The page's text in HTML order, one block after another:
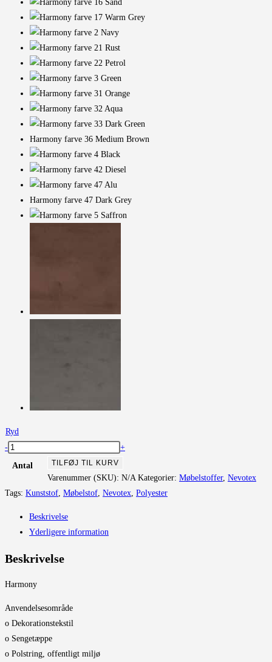
Harmony farve 36 Medium Brown
Harmony farve 47 Dark Grey
Ryd
Nevotex
antal
-
+
Antal
TILFØJ TIL KURV
Varenummer (SKU): N/A Kategorier: Møbelstoffer, Nevotex
Tags: Kunststof Møbelstof Nevotex Polyester
Beskrivelse
Yderligere information
Beskrivelse
Harmony
Anvendelsesområde
o Dekorationstekstil
o Sengetæppe
o Polstring, offentligt miljø